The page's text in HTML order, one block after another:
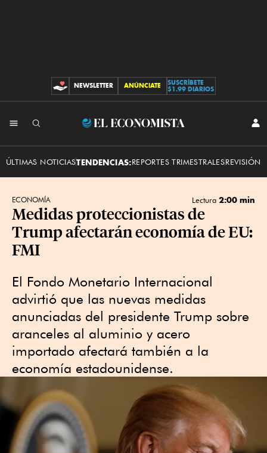
CONTRIBUCIONES
NEWSLETTER ANÚNCIATE
SUSCRÍBETE
$1.99 DIARIOS
El
ÚLTIMAS NOTICIASTENDENCIAS:REPORTES TRIMESTRALESREVISIÓN
ECONOMÍA Lectura 2:00 min
Medidas proteccionistas de
Trump afectarán economía de EU:
FMI
El Fondo Monetario Internacional
advirtió que las nuevas medidas
anunciadas del presidente Trump sobre
aranceles al aluminio y acero
importado afectará también a la
economía estadounidense.